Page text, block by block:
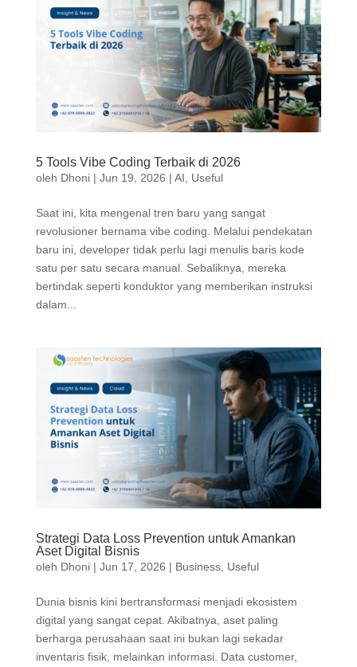
5 Tools Vibe Coding Terbaik di 2026
oleh Dhoni| Jun 19, 2026 | AI, Useful
Saat ini, kita mengenal tren baru yang sangat
revolusioner bernama vibe coding. Melalui pendekatan
baru ini, developer tidak perlu lagi menulis baris kode
satu per satu secara manual. Sebaliknya, mereka
bertindak seperti konduktor yang memberikan instruksi
dalam...
Strategi Data Loss Prevention untuk Amankan
Aset Digital Bisnis
oleh Dhoni| Jun 17, 2026 | Business, Useful
Dunia bisnis kini bertransformasi menjadi ekosistem
digital yang sangat cepat. Akibatnya, aset paling
berharga perusahaan saat ini bukan lagi sekadar
inventaris fisik, melainkan informasi. Data customer,